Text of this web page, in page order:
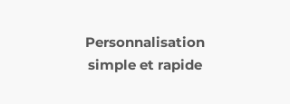
Personnalisation
simple et rapide